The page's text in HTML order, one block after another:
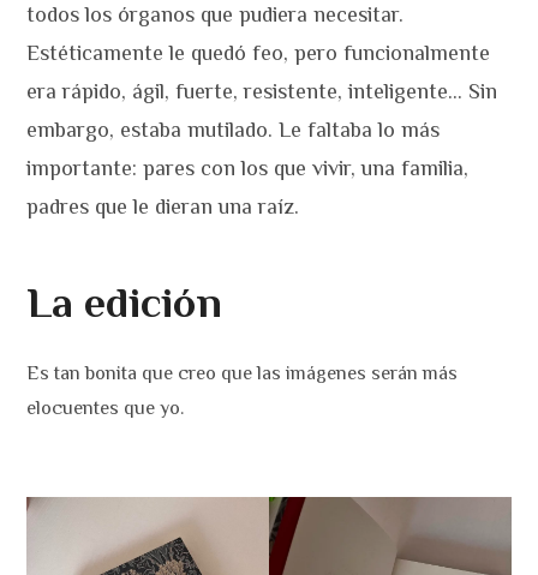
todos los órganos que pudiera necesitar.
Estéticamente le quedó feo, pero funcionalmente
era rápido, ágil, fuerte, resistente, inteligente… Sin
embargo, estaba mutilado. Le faltaba lo más
importante: pares con los que vivir, una familia,
padres que le dieran una raíz.
La edición
Es tan bonita que creo que las imágenes serán más
elocuentes que yo.